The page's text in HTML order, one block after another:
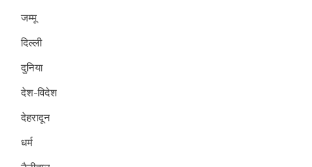
जम्मू
दिल्ली
दुनिया
देश-विदेश
देहरादून
धर्म